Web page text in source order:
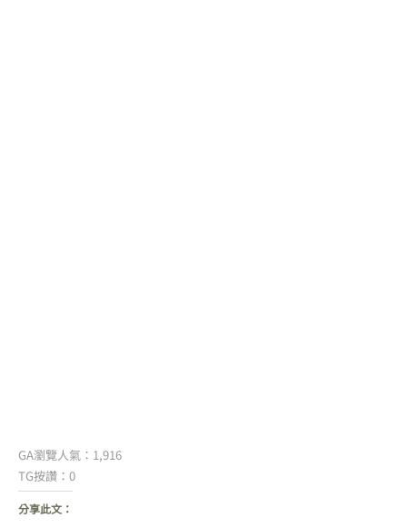
GA瀏覽人氣：1,916
TG按讚：0
分享此文：